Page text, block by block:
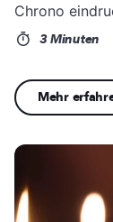
Chrono
3 Minuten
Mehr